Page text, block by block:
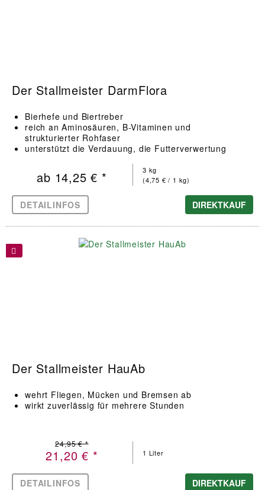
Der Stallmeister DarmFlora
Bierhefe und Biertreber
reich an Aminosäuren, B-Vitaminen und
strukturierter Rohfaser
unterstützt die Verdauung, die Futterverwertung
3 kg
(4,75 € / 1 kg)
ab 14,25 € *
DETAILINFOS DIREKTKAUF
Der Stallmeister HauAb
wehrt Fliegen, Mücken und Bremsen ab
wirkt zuverlässig für mehrere Stunden
1 Liter
21,20 € *
24,95 € *
DETAILINFOS DIREKTKAUF